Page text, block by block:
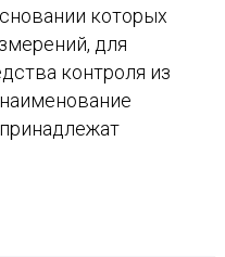
которых
для
контроля из